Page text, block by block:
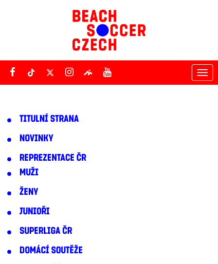
TITULNÍ STRANA
NOVINKY
REPREZENTACE ČR
MUŽI
ŽENY
JUNIOŘI
SUPERLIGA ČR
DOMÁCÍ SOUTĚŽE